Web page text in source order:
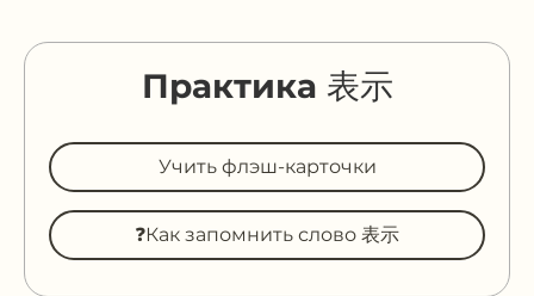
Практика 表示
Учить флэш-карточки
❓Как запомнить слово 表示